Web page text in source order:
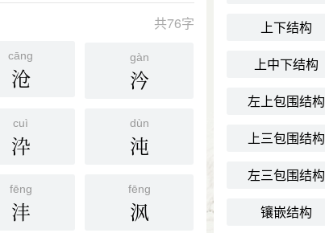
共76字
cāng
沧
gàn
汵
cuì
㳃
dùn
沌
fēng
沣
fēng
沨
上下结构
上中下结构
左上包围结构
上三包围结构
左三包围结构
镶嵌结构